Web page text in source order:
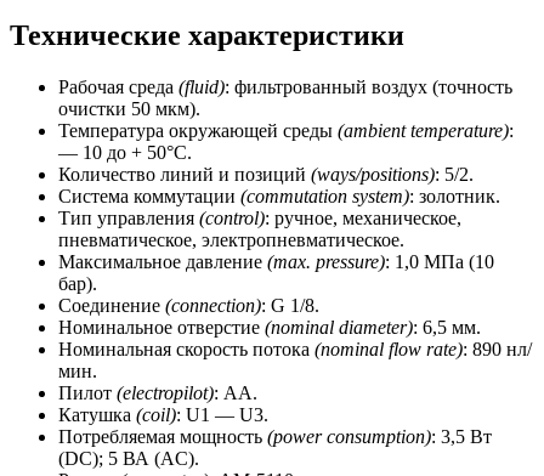
Технические характеристики
Рабочая среда (fluid): фильтрованный воздух (точность
очистки 50 мкм).
Температура окружающей среды (ambient temperature):
— 10 до + 50°C.
Количество линий и позиций (ways/positions): 5/2.
Система коммутации (commutation system): золотник.
Тип управления (control): ручное, механическое,
пневматическое, электропневматическое.
Максимальное давление (max. pressure): 1,0 МПа (10
бар).
Соединение (connection): G 1/8.
Номинальное отверстие (nominal diameter): 6,5 мм.
Номинальная скорость потока (nominal flow rate): 890 нл/
мин.
Пилот (electropilot): АА.
Катушка (coil): U1 — U3.
Потребляемая мощность (power consumption): 3,5 Вт
(DC); 5 ВА (AC).